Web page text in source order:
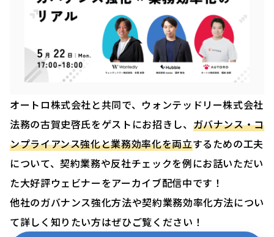
オートロ株式会社と共同で、ウォンテッドリー株式会社
法務の古賀史啓氏をゲストにお招きし、 ガバナンス・コ
ンプライアンス強化と業務効率化を両立するための工夫
について、契約業務や反社チェックを例にお話いただい
た大好評ウェビナーをアーカイブ配信中です！
他社のガバナンス強化方法や契約業務効率化方法につい
て詳しく知りたい方はぜひご覧ください！